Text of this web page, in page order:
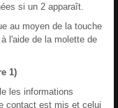
si un 2 apparaît.
au moyen de la touche
l'aide de la molette de
1)
les informations
contact est mis et celui